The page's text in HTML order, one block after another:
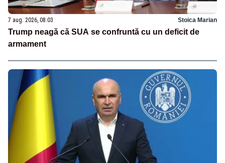
7 aug. 2026, 08:03 Stoica Marian
Trump neagă că SUA se confruntă cu un deficit de
armament